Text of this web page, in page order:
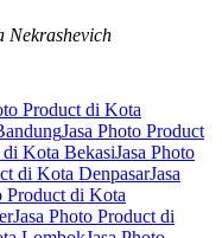
Nekrashevich
Product di Kota
Jasa Photo Product
di Kota BekasiJasa Photo
di Kota DenpasarJasa
Product di Kota
Jasa Photo Product di